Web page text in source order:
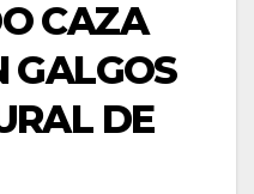
CAZA
GALGOS
DE